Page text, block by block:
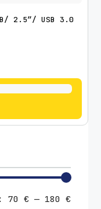
2.5″/ USB 3.0
Precio
Precio
70 €— 180 €